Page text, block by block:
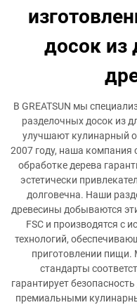
досок из
В GREATSUN мы
разделочных досок из
улучшают кулинарный
2007 году, наша компания
обработке дерева
эстетически
долговечна. Наши
древесины добываются
FSC и производятся с
технологий,
приготовлении
стандарты
гарантирует
премиальными